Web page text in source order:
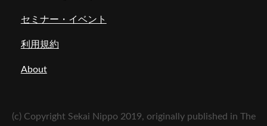
セミナー・イベント
利用規約
About
(c) Copyright Sekai Nippo 2019, originally published in The